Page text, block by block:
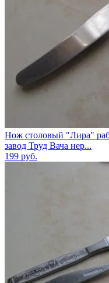
Нож столовый "Лира"
завод Труд Вача нер...
199 руб.